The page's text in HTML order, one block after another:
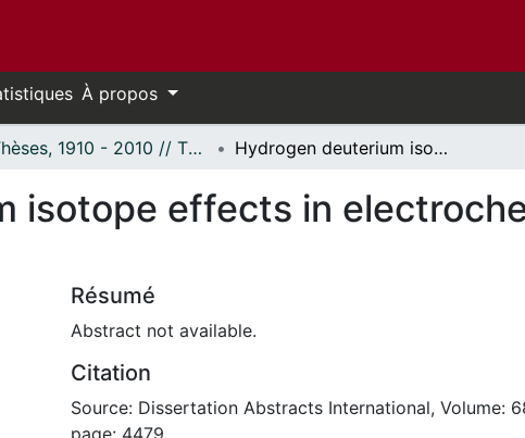
À propos
Thèses, 1910 - 2010 // Theses, 1910 - 2010 Hydrogen deuterium isotope effects in electrochemical proton transfer.
isotope effects in
Résumé
Abstract not available.
Citation
Source: Dissertation Abstracts International, Volume:
page: 4479.